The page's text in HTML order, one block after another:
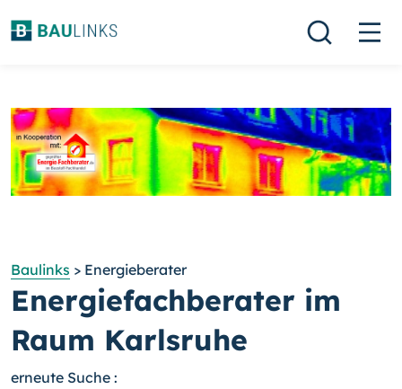
Baulinks > Energieberater
Energiefachberater im
Raum Karlsruhe
erneute Suche :